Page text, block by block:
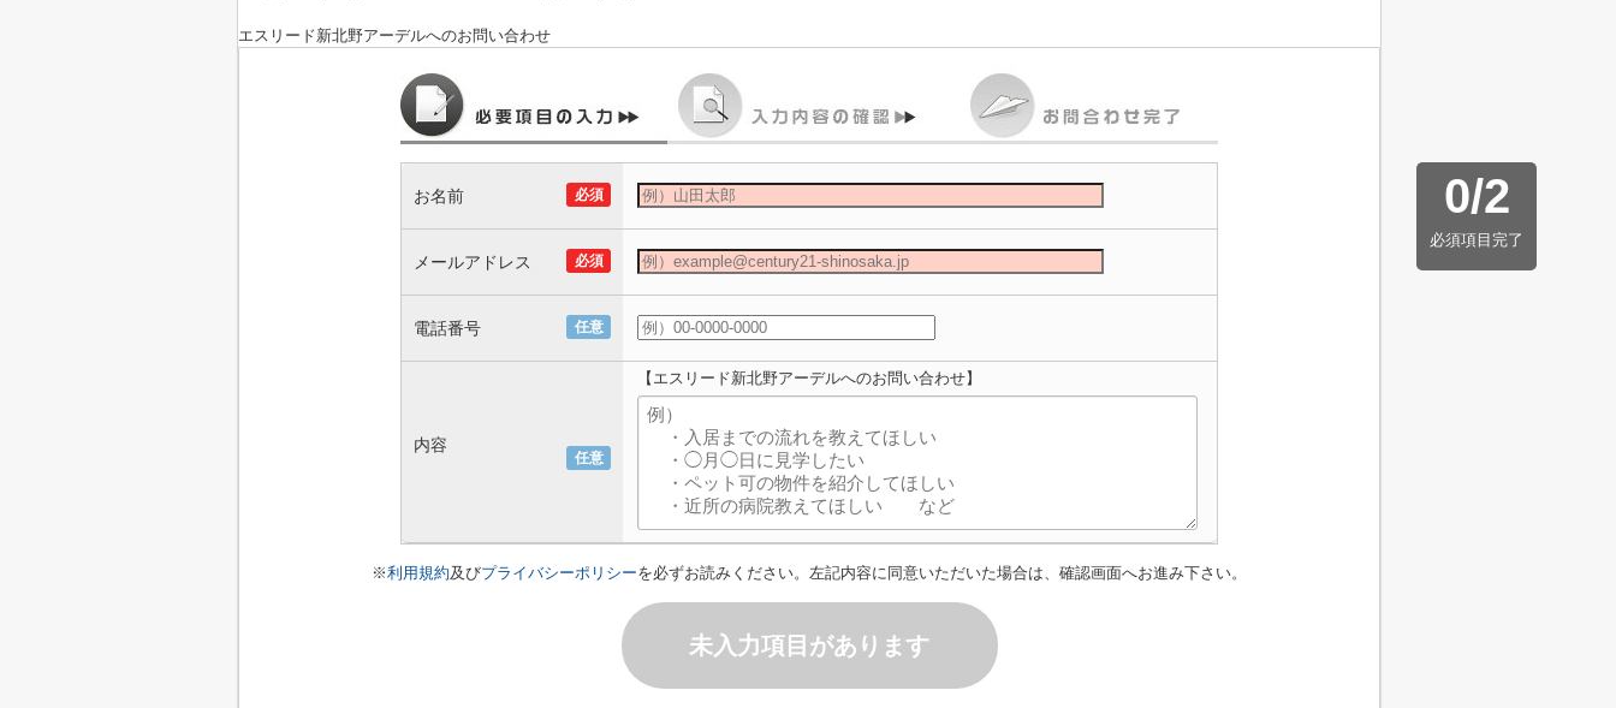
エスリード新北野アーデルへのお問い合わせ
0/2
必須項目完了
必須
お名前
必須
メールアドレス
任意
電話番号
任意
内容
【エスリード新北野アーデルへのお問い合わせ】
※利用規約及びプライバシーポリシーを必ずお読みください。左記内容に同意いただいた場合は、確認画面へお進み下さい。
未入力項目があります